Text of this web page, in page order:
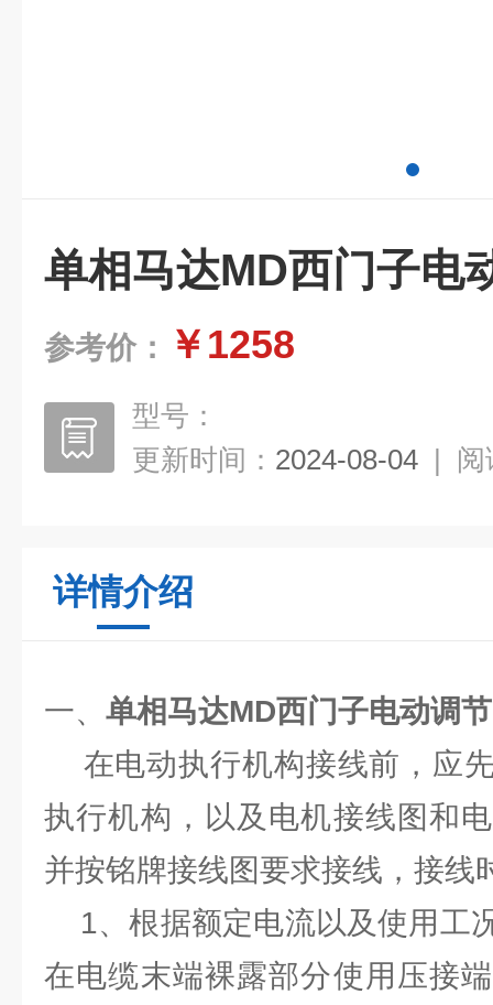
单相马达MD西门子电
参考价： ￥1258
型号：
更新时间： 2024-08-04 | 阅
详情介绍
一、 单相马达MD西门子电动调
在电动执行机构接线前，应
执行机构，以及电机接线图和
并按铭牌接线图要求接线，接线
1、根据额定电流以及使用工
在电缆末端裸露部分使用压接